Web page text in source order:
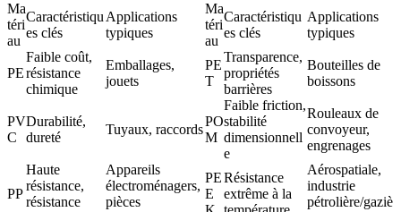
Ma
téri
au
Caractéristiqu
es clés
Applications
typiques
Ma
téri
au
Caractéristiqu
es clés
Applications
typiques
PE
Faible coût,
résistance
chimique
Emballages,
jouets
PE
T
Transparence,
propriétés
barrières
Bouteilles de
boissons
PV
C
Durabilité,
dureté
Tuyaux, raccords
PO
M
Faible friction,
stabilité
dimensionnell
e
Rouleaux de
convoyeur,
engrenages
PP
Haute
résistance,
résistance
Appareils
électroménagers,
pièces
PE
E
Résistance
extrême à la
Aérospatiale,
industrie
pétrolière/gaziè